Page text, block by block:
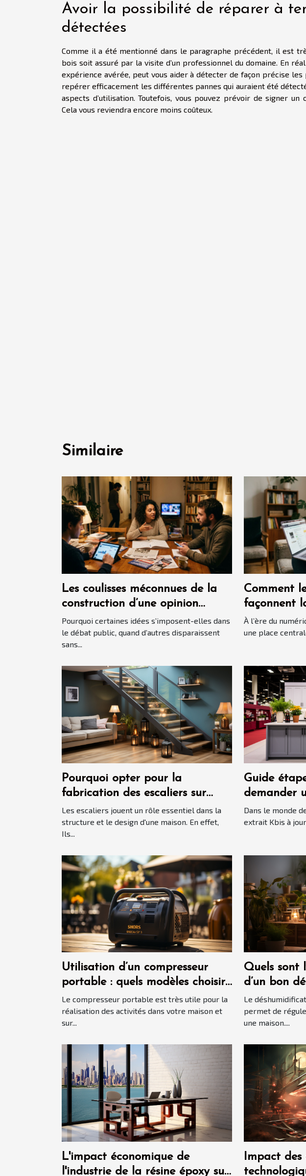
Avoir la possibilité de réparer à
détectées
Comme il a été mentionné dans le paragraphe précédent, il est
bois soit assuré par la visite d’un professionnel du domaine. En
expérience avérée, peut vous aider à détecter de façon précise
repérer efficacement les différentes pannes qui auraient été
aspects d’utilisation. Toutefois, vous pouvez prévoir de signer un
Cela vous reviendra encore moins coûteux.
Similaire
Les coulisses méconnues de la
construction d’une opinion
politique
Pourquoi certaines idées s’imposent-elles dans
le débat public, quand d’autres disparaissent
sans...
Comment
façonnent
À l’ère du
une place
Pourquoi opter pour la
fabrication des escaliers sur
mesure ?
Les escaliers jouent un rôle essentiel dans la
structure et le design d'une maison. En effet,
Ils...
Guide
demander
ligne
Dans le monde
extrait Kbis à
Utilisation d’un compresseur
portable : quels modèles choisir
en 2021 ?
Le compresseur portable est très utile pour la
réalisation des activités dans votre maison et
sur...
Quels sont
d’un bon
Le
permet de
une maison....
L'impact économique de
l'industrie de la résine époxy sur
Impact des